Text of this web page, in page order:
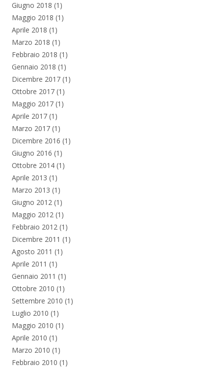
Giugno 2018 (1)
Maggio 2018 (1)
Aprile 2018 (1)
Marzo 2018 (1)
Febbraio 2018 (1)
Gennaio 2018 (1)
Dicembre 2017 (1)
Ottobre 2017 (1)
Maggio 2017 (1)
Aprile 2017 (1)
Marzo 2017 (1)
Dicembre 2016 (1)
Giugno 2016 (1)
Ottobre 2014 (1)
Aprile 2013 (1)
Marzo 2013 (1)
Giugno 2012 (1)
Maggio 2012 (1)
Febbraio 2012 (1)
Dicembre 2011 (1)
Agosto 2011 (1)
Aprile 2011 (1)
Gennaio 2011 (1)
Ottobre 2010 (1)
Settembre 2010 (1)
Luglio 2010 (1)
Maggio 2010 (1)
Aprile 2010 (1)
Marzo 2010 (1)
Febbraio 2010 (1)